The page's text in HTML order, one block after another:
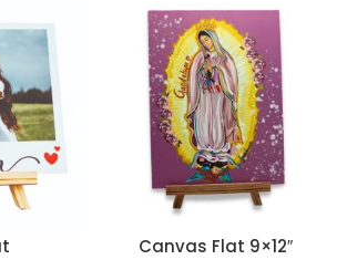
Canvas Flat 9×12″